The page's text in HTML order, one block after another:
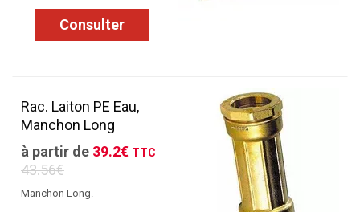
Consulter
Rac. Laiton PE Eau,
Manchon Long
à partir de 39.2€ TTC
43.56€
Manchon Long.